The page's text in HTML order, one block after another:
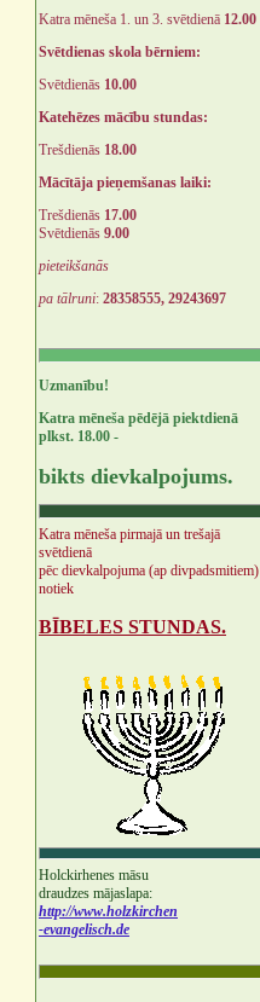
Katra mēneša 1. un 3. svētdienā 12.00
Svētdienas skola bērniem:
Svētdienās 10.00
Katehēzes mācību stundas:
Trešdienās 18.00
Mācītāja pieņemšanas laiki:
Trešdienās 17.00
Svētdienās 9.00
pieteikšanās
pa tālruni: 28358555, 29243697
Uzmanību!
Katra mēneša pēdējā piektdienā
plkst. 18.00 -
bikts dievkalpojums.
Katra mēneša pirmajā un trešajā
svētdienā
pēc dievkalpojuma (ap divpadsmitiem)
notiek
BĪBELES STUNDAS.
Holckirhenes māsu
draudzes mājaslapa:
http://www.holzkirchen
-evangelisch.de